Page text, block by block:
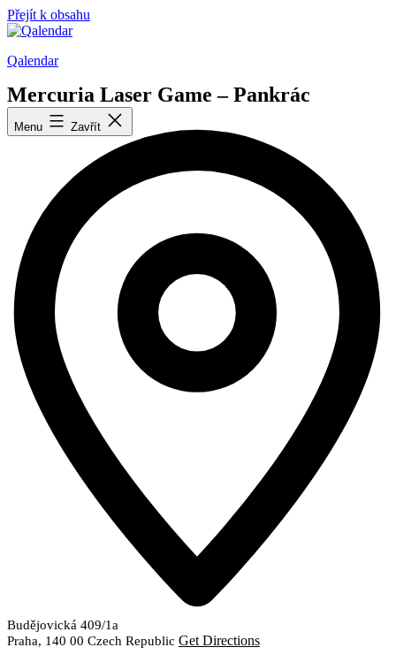
Přejít k obsahu
Qalendar
Menu Zavřít
Mercuria Laser Game – Pankrác
« Všechny Akce
Budějovická 409/1a
Praha, 140 00 Czech Republic Get Directions